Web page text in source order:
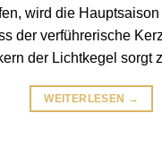
wird die
der verführerische
der Lichtkegel sorgt
WEITERLESEN →